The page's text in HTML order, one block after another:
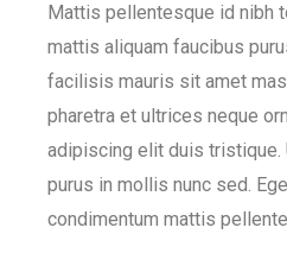
Mattis pellentesque id nibh
mattis aliquam faucibus
facilisis mauris sit amet
pharetra et ultrices neque
adipiscing elit duis tristique.
purus in mollis nunc sed.
condimentum mattis